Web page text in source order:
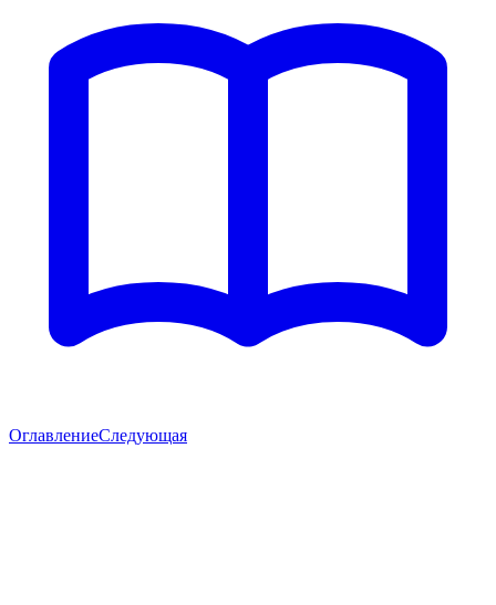
ОглавлениеСледующая